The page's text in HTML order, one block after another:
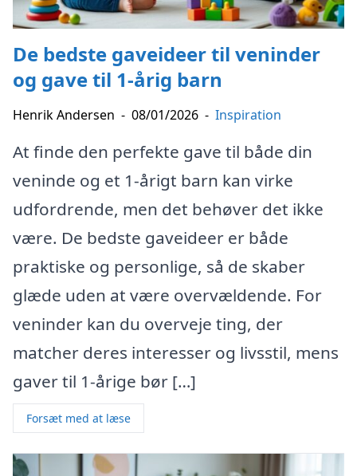
De bedste gaveideer til veninder
og gave til 1-årig barn
Henrik Andersen - 08/01/2026 - Inspiration
At finde den perfekte gave til både din
veninde og et 1-årigt barn kan virke
udfordrende, men det behøver det ikke
være. De bedste gaveideer er både
praktiske og personlige, så de skaber
glæde uden at være overvældende. For
veninder kan du overveje ting, der
matcher deres interesser og livsstil, mens
gaver til 1-årige bør […]
Forsæt med at læse